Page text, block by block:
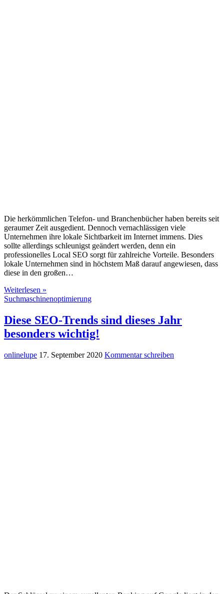
Die herkömmlichen Telefon- und Branchenbücher haben bereits seit
geraumer Zeit ausgedient. Dennoch vernachlässigen viele
Unternehmen ihre lokale Sichtbarkeit im Internet immens. Dies
sollte allerdings schleunigst geändert werden, denn ein
professionelles Local SEO sorgt für zahlreiche Vorteile. Besonders
lokale Unternehmen sind in höchstem Maß darauf angewiesen, dass
diese in den großen…
Weiterlesen »
Suchmaschinenoptimierung
Diese SEO-Trends sind dieses Jahr
besonders wichtig!
onlinelupe 17. September 2020 Kommentar schreiben